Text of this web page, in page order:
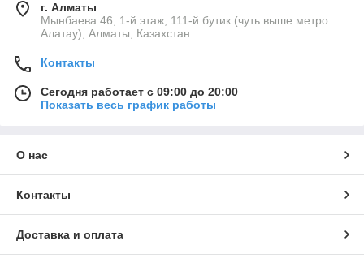
г. Алматы
Мынбаева 46, 1-й этаж, 111-й бутик (чуть выше метро
Алатау), Алматы, Казахстан
Контакты
Сегодня работает с 09:00 до 20:00
Показать весь график работы
О нас
Контакты
Доставка и оплата